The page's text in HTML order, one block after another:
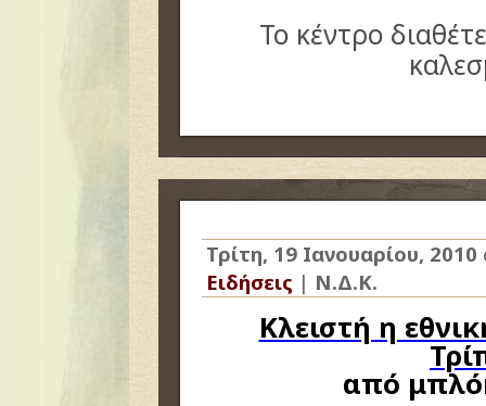
Το κέντρο
Τρίτη, 19 Ιανουαρίου, 2010
Ειδήσεις | Ν.Δ.Κ.
Κλειστή η
από